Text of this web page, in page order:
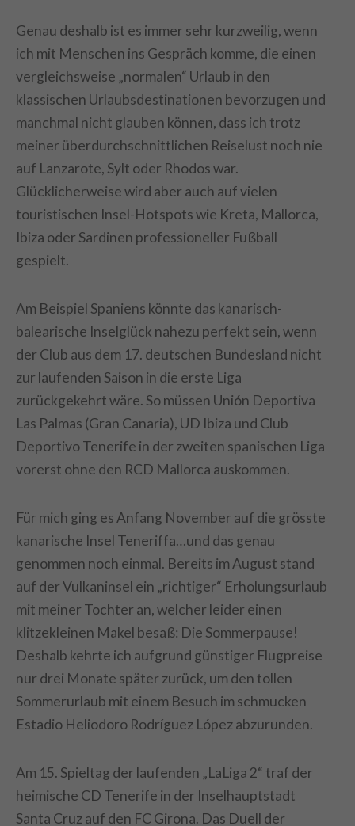
Genau deshalb ist es immer sehr kurzweilig, wenn
ich mit Menschen ins Gespräch komme, die einen
vergleichsweise „normalen“ Urlaub in den
klassischen Urlaubsdestinationen bevorzugen und
manchmal nicht glauben können, dass ich trotz
meiner überdurchschnittlichen Reiselust noch nie
auf Lanzarote, Sylt oder Rhodos war.
Glücklicherweise wird aber auch auf vielen
touristischen Insel-Hotspots wie Kreta, Mallorca,
Ibiza oder Sardinen professioneller Fußball
gespielt.
Am Beispiel Spaniens könnte das kanarisch-
balearische Inselglück nahezu perfekt sein, wenn
der Club aus dem 17. deutschen Bundesland nicht
zur laufenden Saison in die erste Liga
zurückgekehrt wäre. So müssen Unión Deportiva
Las Palmas (Gran Canaria), UD Ibiza und Club
Deportivo Tenerife in der zweiten spanischen Liga
vorerst ohne den RCD Mallorca auskommen.
Für mich ging es Anfang November auf die grösste
kanarische Insel Teneriffa…und das genau
genommen noch einmal. Bereits im August stand
auf der Vulkaninsel ein „richtiger“ Erholungsurlaub
mit meiner Tochter an, welcher leider einen
klitzekleinen Makel besaß: Die Sommerpause!
Deshalb kehrte ich aufgrund günstiger Flugpreise
nur drei Monate später zurück, um den tollen
Sommerurlaub mit einem Besuch im schmucken
Estadio Heliodoro Rodríguez López abzurunden.
Am 15. Spieltag der laufenden „LaLiga 2“ traf der
heimische CD Tenerife in der Inselhauptstadt
Santa Cruz auf den FC Girona. Das Duell der